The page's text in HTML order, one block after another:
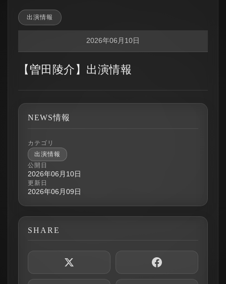
出演情報
2026年06月10日
【曽田陵介】出演情報
NEWS情報
カテゴリ
出演情報
公開日
2026年06月10日
更新日
2026年06月09日
SHARE